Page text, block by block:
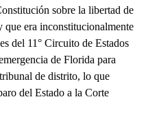
sobre la libertad de
era inconstitucionalmente
del 11° Circuito de Estados
de Florida para
de distrito, lo que
del Estado a la Corte